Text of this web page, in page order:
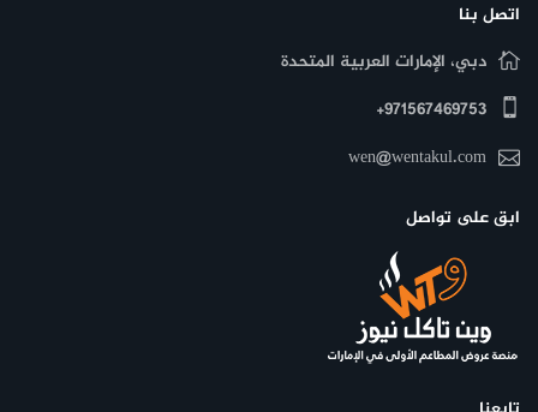
اتصل بنا
دبي، الإمارات العربية المتحدة
971567469753+
wen@wentakul.com
ابق على تواصل